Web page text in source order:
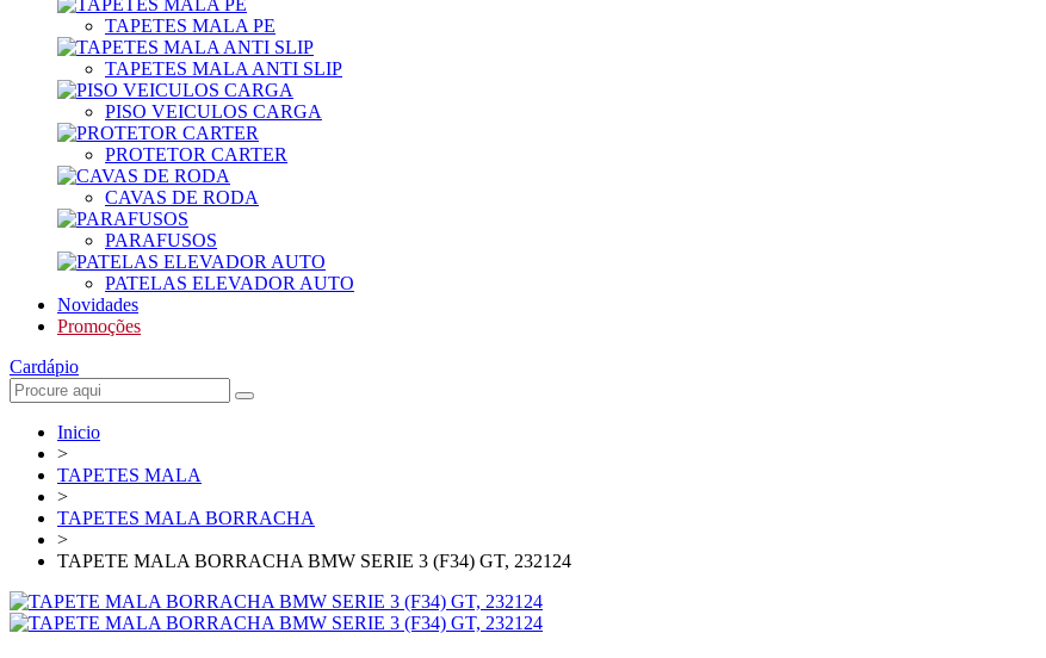
TAPETES MALA PE
TAPETES MALA ANTI SLIP
PISO VEICULOS CARGA
PROTETOR CARTER
CAVAS DE RODA
PARAFUSOS
PATELAS ELEVADOR AUTO
Novidades
Promoções
Cardápio
Inicio
>
TAPETES MALA
>
TAPETES MALA BORRACHA
>
TAPETE MALA BORRACHA BMW SERIE 3 (F34) GT, 232124